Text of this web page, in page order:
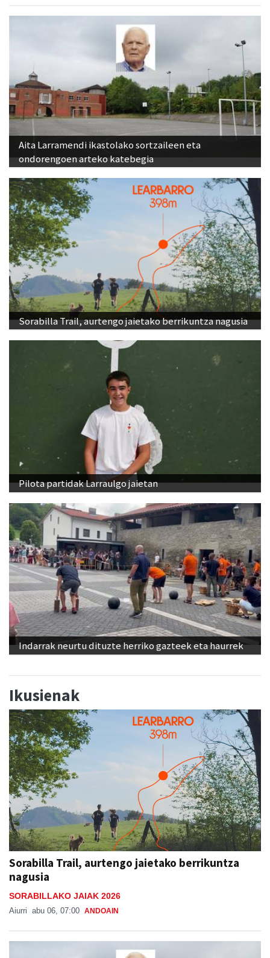
Aita Larramendi ikastolako sortzaileen eta
ondorengoen arteko katebegia
Sorabilla Trail, aurtengo jaietako berrikuntza nagusia
Pilota partidak Larraulgo jaietan
Indarrak neurtu dituzte herriko gazteek eta haurrek
Ikusienak
Sorabilla Trail, aurtengo jaietako berrikuntza
nagusia
SORABILLAKO JAIAK 2026
Aiurri abu 06, 07:00 ANDOAIN